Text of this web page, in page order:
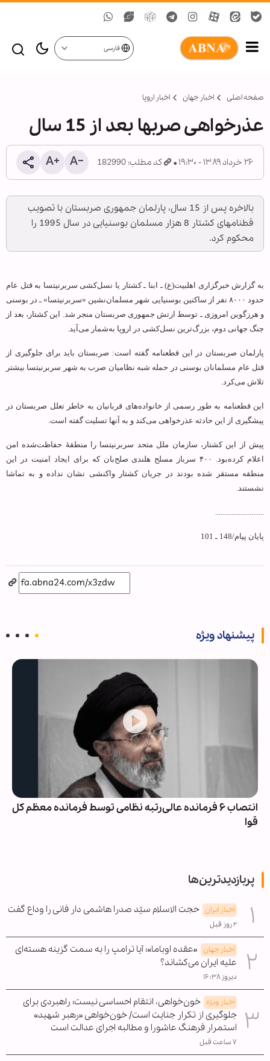
فارسی
صفحه اصلی اخبار جهان اخبار اروپا
عذرخواهی صرب‏ها بعد از 15 سال
۲۶ خرداد ۱۳۸۹ - ۱۹:۳۰ کد مطلب: 182990
بالاخره پس از 15 سال، پارلمان جمهوری صربستان با تصویب
قطنامه‏ای کشتار 8 هزار مسلمان بوسنیایی در سال 1995 را
محکوم کرد.
به گزارش خبرگزاری اهل‏بیت(ع) ـ ابنا ـ کشتار یا نسل‌کشی سربرنیتسا به قتل عام
حدود ۸۰۰۰ نفر از ساکنین بوسنیایی شهر مسلمان‌نشین «سربرنیتسا» ـ در بوسنی
و هرزگوین امروزی ـ توسط ارتش جمهوری صربستان منجر شد. این کشتار، بعد از
جنگ جهانی دوم، بزرگ‌ترین نسل‌کشی در اروپا به‌شمار می‌آید.
پارلمان صربستان در این قطعنامه گفته است: صربستان باید برای جلوگیری از
قتل عام مسلمانان بوسنی در حمله شبه نظامیان صرب به شهر سربرنیتسا بیشتر
تلاش می‌کرد.
این قطعنامه به طور رسمی از خانواده‌های قربانیان به خاطر تعلل صربستان در
پیشگیری از این حادثه عذرخواهی می‌کند و به آنها تسلیت گفته است.
پیش از این کشتار، سازمان ملل متحد سربرنیتسا را منطقهٔ حفاظت‌شده امن
اعلام کرده‌بود. ۴۰۰ سرباز مسلح هلندی صلح‌بان که برای ایجاد امنیت در این
منطقه مستقر شده بودند در جریان کشتار واکنشی نشان نداده و به تماشا
نشستند.
...........................
پایان پیام/148 ـ 101
پیشنهاد ویژه
انتصاب ۶ فرمانده عالی‌رتبه نظامی توسط فرمانده معظم کل
قوا
پربازدیدترین‌ها
اخبار ایران حجت الاسلام سیّد صدرا هاشمی دار فانی را وداع گفت
۲ روز قبل
اخبار جهان «عقده اوباما»؛ آیا ترامپ را به سمت گزینه هسته‌ای
علیه ایران می‌کشاند؟
دیروز ۱۶:۳۸
اخبار ویژه خون‌خواهی، انتقام احساسی نیست؛ راهبردی برای
جلوگیری از تکرار جنایت است/ خون‌خواهی «رهبر شهید»
استمرار فرهنگ عاشورا و مطالبه اجرای عدالت است
۷ ساعت قبل